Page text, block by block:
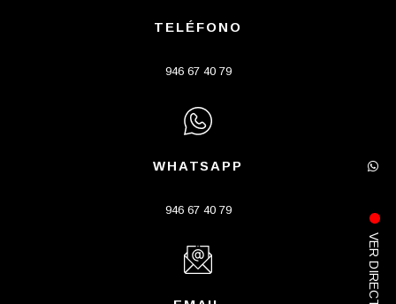
TELÉFONO
946 67 40 79
WHATSAPP
946 67 40 79
VER DIRECTO